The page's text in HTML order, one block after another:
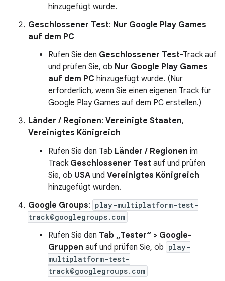
hinzugefügt wurde.
Geschlossener Test: Nur Google Play Games
auf dem PC
Rufen Sie den Geschlossener Test-Track auf
und prüfen Sie, ob Nur Google Play Games
auf dem PC hinzugefügt wurde. (Nur
erforderlich, wenn Sie einen eigenen Track für
Google Play Games auf dem PC erstellen.)
Länder / Regionen: Vereinigte Staaten,
Vereinigtes Königreich
Rufen Sie den Tab Länder / Regionen im
Track Geschlossener Test auf und prüfen
Sie, ob USA und Vereinigtes Königreich
hinzugefügt wurden.
Google Groups: play-multiplatform-test-
track@googlegroups.com
Rufen Sie den Tab „Tester“ > Google-
Gruppen auf und prüfen Sie, ob play-
multiplatform-test-
track@googlegroups.com